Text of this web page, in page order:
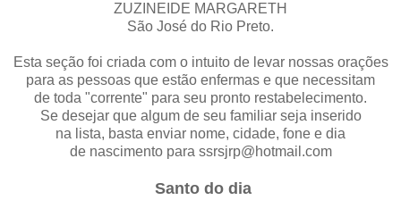
ZUZINEIDE MARGARETH
São José do Rio Preto.
Esta seção foi criada com o intuito de levar nossas orações
para as pessoas que estão enfermas e que necessitam
de toda "corrente" para seu pronto restabelecimento.
Se desejar que algum de seu familiar seja inserido
na lista, basta enviar nome, cidade, fone e dia
de nascimento para ssrsjrp@hotmail.com
Santo do dia